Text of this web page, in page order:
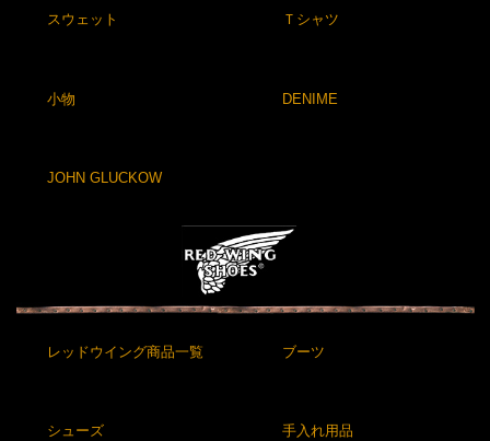
スウェット Ｔシャツ
小物 DENIME
JOHN GLUCKOW
レッドウイング商品一覧 ブーツ
シューズ 手入れ用品